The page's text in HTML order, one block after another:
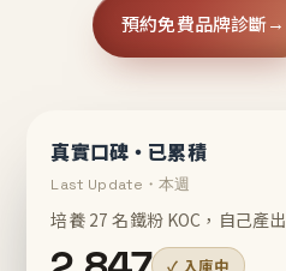
預約免費品牌診斷→
真實口碑・已累積
Last Update・本週
培養 27 名鐵粉 KOC，自己產出
✓ 入庫中